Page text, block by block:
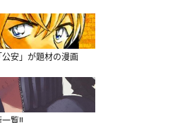
公安」が題材の漫画
覧‼